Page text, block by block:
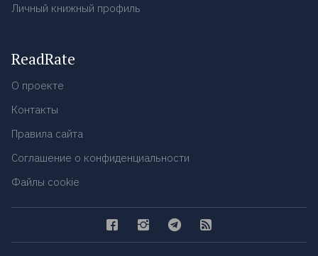
Личный книжный профиль
ReadRate
О проекте
Контакты
Правила сайта
Соглашение о конфиденциальности
Файлы cookie